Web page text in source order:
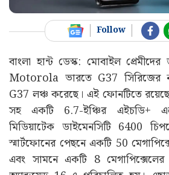
Follow
বাংলা হান্ট ডেস্ক: মোবাইল
Motorola ভারতে G37 সিরিজের
G37 লঞ্চ করেছে। এই ফোনটিতে
সহ একটি 6.7-ইঞ্চির এইচডি+
মিডিয়াটেক ডাইমেনসিটি 6400
স্মার্টফোনের পেছনে একটি 50
এবং সামনে একটি 8 মেগাপিক্সেলের